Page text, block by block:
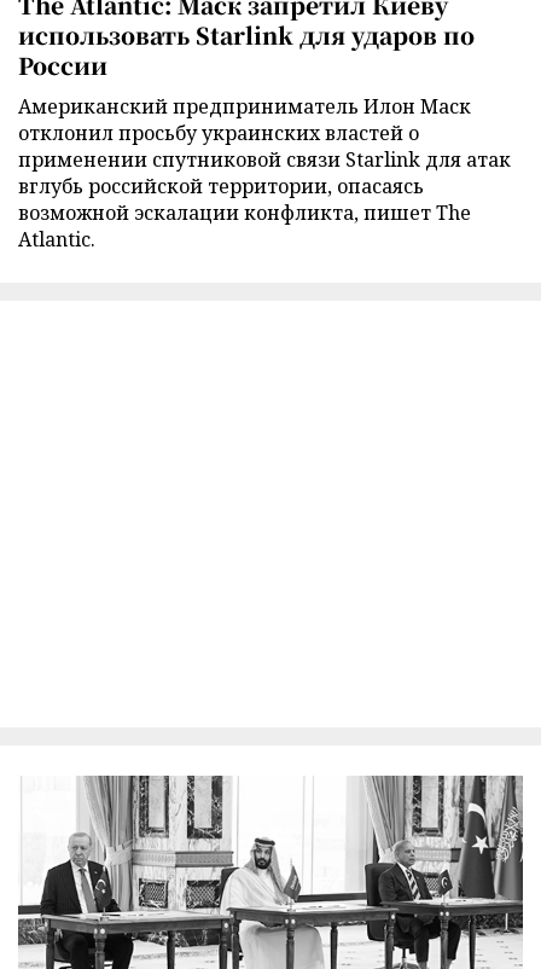
использовать Starlink для ударов по
России
Американский предприниматель Илон Маск
отклонил просьбу украинских властей о
применении спутниковой связи Starlink для атак
вглубь российской территории, опасаясь
возможной эскалации конфликта, пишет The
Atlantic.